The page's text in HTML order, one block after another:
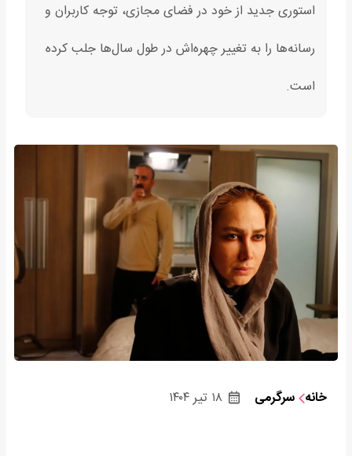
استوری جدید از خود در فضای مجازی، توجه کاربران و
رسانه‌ها را به تغییر چهره‌اش در طول سال‌ها جلب کرده
است.
خانه سرگرمی ۱۸ تیر ۱۴۰۴